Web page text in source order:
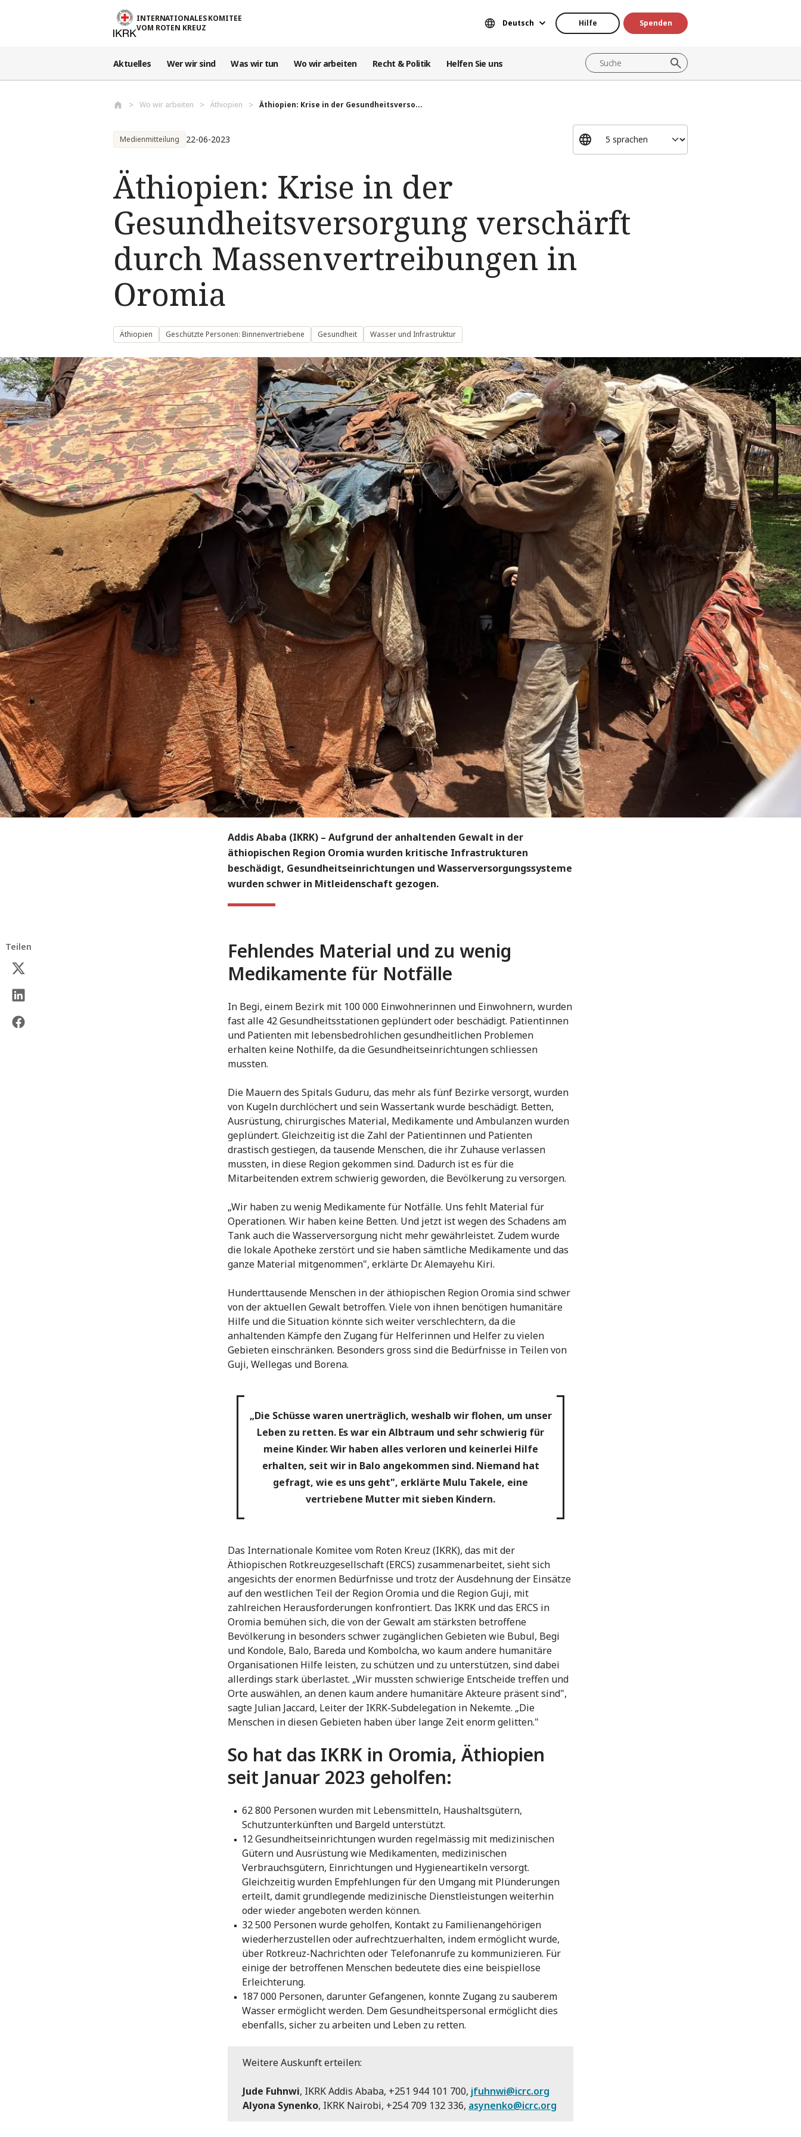
INTERNATIONALES KOMITEE
VOM ROTEN KREUZ
Deutsch Hilfe Spenden
Aktuelles Wer wir sind Was wir tun Wo wir arbeiten Recht & Politik Helfen Sie uns
Wo wir arbeiten Äthiopien Äthiopien: Krise in der Gesundheitsverso...
Medienmitteilung 22-06-2023
Äthiopien: Krise in der
Gesundheitsversorgung verschärft
durch Massenvertreibungen in
Oromia
Äthiopien Geschützte Personen: Binnenvertriebene Gesundheit Wasser und Infrastruktur
Addis Ababa (IKRK) – Aufgrund der anhaltenden Gewalt in der
äthiopischen Region Oromia wurden kritische Infrastrukturen
beschädigt, Gesundheitseinrichtungen und Wasserversorgungssysteme
wurden schwer in Mitleidenschaft gezogen.
Teilen
Fehlendes Material und zu wenig
Medikamente für Notfälle
In Begi, einem Bezirk mit 100 000 Einwohnerinnen und Einwohnern, wurden
fast alle 42 Gesundheitsstationen geplündert oder beschädigt. Patientinnen
und Patienten mit lebensbedrohlichen gesundheitlichen Problemen
erhalten keine Nothilfe, da die Gesundheitseinrichtungen schliessen
mussten.
Die Mauern des Spitals Guduru, das mehr als fünf Bezirke versorgt, wurden
von Kugeln durchlöchert und sein Wassertank wurde beschädigt. Betten,
Ausrüstung, chirurgisches Material, Medikamente und Ambulanzen wurden
geplündert. Gleichzeitig ist die Zahl der Patientinnen und Patienten
drastisch gestiegen, da tausende Menschen, die ihr Zuhause verlassen
mussten, in diese Region gekommen sind. Dadurch ist es für die
Mitarbeitenden extrem schwierig geworden, die Bevölkerung zu versorgen.
„Wir haben zu wenig Medikamente für Notfälle. Uns fehlt Material für
Operationen. Wir haben keine Betten. Und jetzt ist wegen des Schadens am
Tank auch die Wasserversorgung nicht mehr gewährleistet. Zudem wurde
die lokale Apotheke zerstört und sie haben sämtliche Medikamente und das
ganze Material mitgenommen", erklärte Dr. Alemayehu Kiri.
Hunderttausende Menschen in der äthiopischen Region Oromia sind schwer
von der aktuellen Gewalt betroffen. Viele von ihnen benötigen humanitäre
Hilfe und die Situation könnte sich weiter verschlechtern, da die
anhaltenden Kämpfe den Zugang für Helferinnen und Helfer zu vielen
Gebieten einschränken. Besonders gross sind die Bedürfnisse in Teilen von
Guji, Wellegas und Borena.
„Die Schüsse waren unerträglich, weshalb wir flohen, um unser
Leben zu retten. Es war ein Albtraum und sehr schwierig für
meine Kinder. Wir haben alles verloren und keinerlei Hilfe
erhalten, seit wir in Balo angekommen sind. Niemand hat
gefragt, wie es uns geht", erklärte Mulu Takele, eine
vertriebene Mutter mit sieben Kindern.
Das Internationale Komitee vom Roten Kreuz (IKRK), das mit der
Äthiopischen Rotkreuzgesellschaft (ERCS) zusammenarbeitet, sieht sich
angesichts der enormen Bedürfnisse und trotz der Ausdehnung der Einsätze
auf den westlichen Teil der Region Oromia und die Region Guji, mit
zahlreichen Herausforderungen konfrontiert. Das IKRK und das ERCS in
Oromia bemühen sich, die von der Gewalt am stärksten betroffene
Bevölkerung in besonders schwer zugänglichen Gebieten wie Bubul, Begi
und Kondole, Balo, Bareda und Kombolcha, wo kaum andere humanitäre
Organisationen Hilfe leisten, zu schützen und zu unterstützen, sind dabei
allerdings stark überlastet. „Wir mussten schwierige Entscheide treffen und
Orte auswählen, an denen kaum andere humanitäre Akteure präsent sind",
sagte Julian Jaccard, Leiter der IKRK-Subdelegation in Nekemte. „Die
Menschen in diesen Gebieten haben über lange Zeit enorm gelitten."
So hat das IKRK in Oromia, Äthiopien
seit Januar 2023 geholfen:
62 800 Personen wurden mit Lebensmitteln, Haushaltsgütern,
Schutzunterkünften und Bargeld unterstützt.
12 Gesundheitseinrichtungen wurden regelmässig mit medizinischen
Gütern und Ausrüstung wie Medikamenten, medizinischen
Verbrauchsgütern, Einrichtungen und Hygieneartikeln versorgt.
Gleichzeitig wurden Empfehlungen für den Umgang mit Plünderungen
erteilt, damit grundlegende medizinische Dienstleistungen weiterhin
oder wieder angeboten werden können.
32 500 Personen wurde geholfen, Kontakt zu Familienangehörigen
wiederherzustellen oder aufrechtzuerhalten, indem ermöglicht wurde,
über Rotkreuz-Nachrichten oder Telefonanrufe zu kommunizieren. Für
einige der betroffenen Menschen bedeutete dies eine beispiellose
Erleichterung.
187 000 Personen, darunter Gefangenen, konnte Zugang zu sauberem
Wasser ermöglicht werden. Dem Gesundheitspersonal ermöglicht dies
ebenfalls, sicher zu arbeiten und Leben zu retten.
Weitere Auskunft erteilen:
Jude Fuhnwi, IKRK Addis Ababa, +251 944 101 700, jfuhnwi@icrc.org
Alyona Synenko, IKRK Nairobi, +254 709 132 336, asynenko@icrc.org